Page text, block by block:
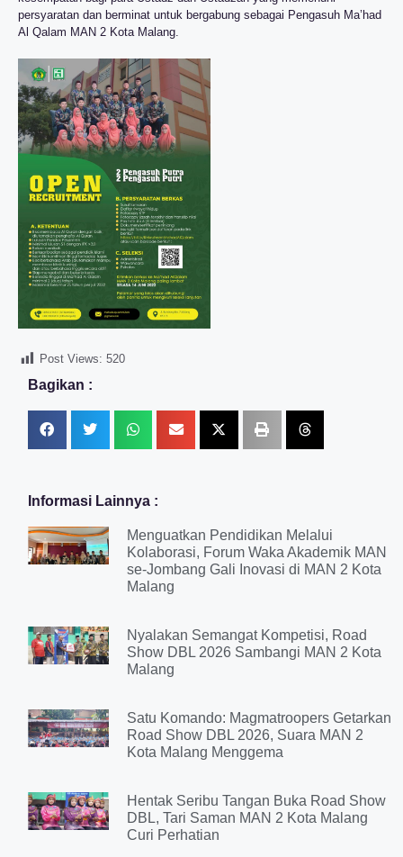
persyaratan dan berminat untuk bergabung sebagai Pengasuh Ma’had
Al Qalam MAN 2 Kota Malang.
Post Views: 520
Bagikan :
Informasi Lainnya :
Menguatkan Pendidikan Melalui
Kolaborasi, Forum Waka Akademik MAN
se-Jombang Gali Inovasi di MAN 2 Kota
Malang
Nyalakan Semangat Kompetisi, Road
Show DBL 2026 Sambangi MAN 2 Kota
Malang
Satu Komando: Magmatroopers Getarkan
Road Show DBL 2026, Suara MAN 2
Kota Malang Menggema
Hentak Seribu Tangan Buka Road Show
DBL, Tari Saman MAN 2 Kota Malang
Curi Perhatian